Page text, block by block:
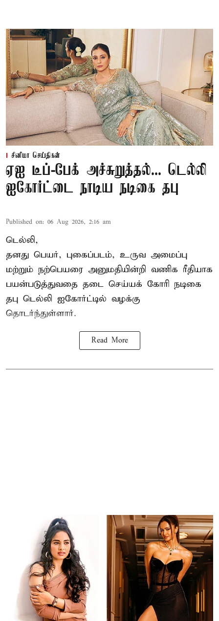
சினிமா செய்திகள்
ஏஐ டீப்-பேக் அச்சுறுத்தல்... டெல்லி
ஐகோர்ட்டை நாடிய நடிகை தபு
Published on: 06 Aug 2026, 2:16 am
டெல்லி,
தனது பெயர், புகைப்படம், உருவ அமைப்பு
மற்றும் நற்பெயரை அனுமதியின்றி வணிக ரீதியாக
பயன்படுத்துவதை தடை செய்யக் கோரி நடிகை
தபு டெல்லி ஐகோர்ட்டில் வழக்கு
தொடர்ந்துள்ளார்.
Read More